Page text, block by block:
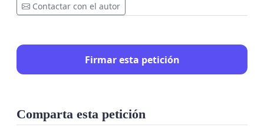
Contactar con el autor
Firmar esta petición
Comparta esta petición